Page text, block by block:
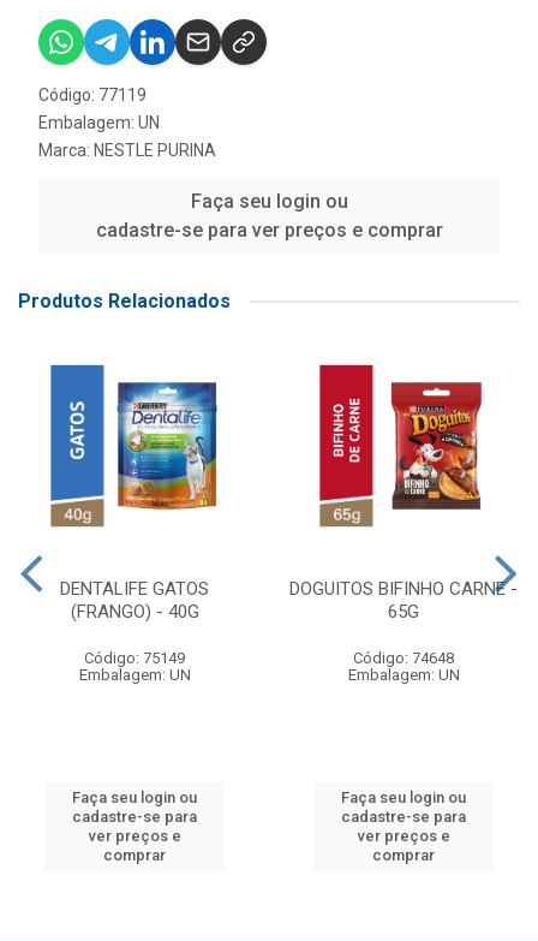
Código: 77119
Embalagem: UN
Marca: NESTLE PURINA
Faça seu login ou
cadastre-se para ver preços e comprar
Produtos Relacionados
DENTALIFE GATOS
(FRANGO) - 40G
Código: 75149
Embalagem: UN
Faça seu login ou
cadastre-se para
ver preços e
comprar
DOGUITOS BIFINHO CARNE -
65G
Código: 74648
Embalagem: UN
Faça seu login ou
cadastre-se para
ver preços e
comprar